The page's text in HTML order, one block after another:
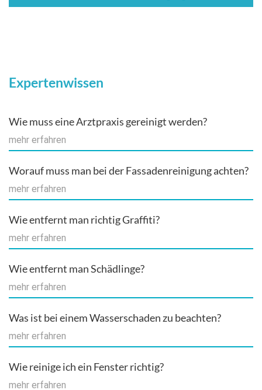
Expertenwissen
Wie muss eine Arztpraxis gereinigt werden?
mehr erfahren
Worauf muss man bei der Fassadenreinigung achten?
mehr erfahren
Wie entfernt man richtig Graffiti?
mehr erfahren
Wie entfernt man Schädlinge?
mehr erfahren
Was ist bei einem Wasserschaden zu beachten?
mehr erfahren
Wie reinige ich ein Fenster richtig?
mehr erfahren